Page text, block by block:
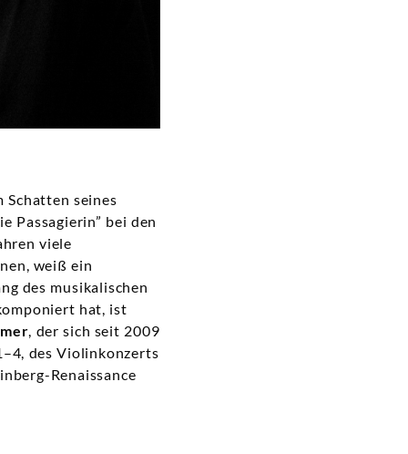
seines
Passagierin” bei den
viele
weiß ein
des musikalischen
hat, ist
, der sich seit 2009
des Violinkonzerts
Renaissance